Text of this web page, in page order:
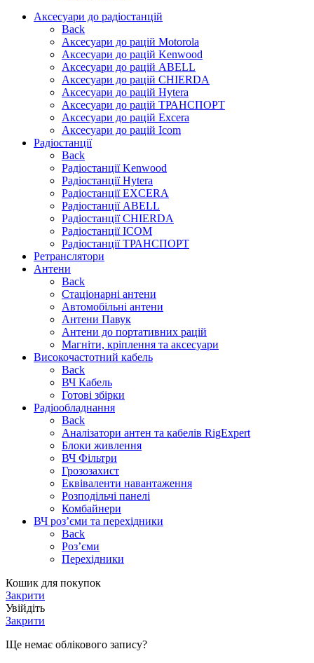
Аксесуари до радіостанцій
Back
Аксесуари до рацій Motorola
Аксесуари до рацій Kenwood
Аксесуари до рацій ABELL
Аксесуари до рацій CHIERDA
Аксесуари до рацій Hytera
Аксесуари до рацій ТРАНСПОРТ
Аксесуари до рацій Excera
Аксесуари до рацій Icom
Радіостанції
Back
Радіостанції Kenwood
Радіостанції Hytera
Радіостанції EXCERA
Радіостанції ABELL
Радіостанції CHIERDA
Радіостанції ICOM
Радіостанції ТРАНСПОРТ
Ретранслятори
Антени
Back
Стаціонарні антени
Автомобільні антени
Антени Павук
Антени до портативних рацій
Магніти, кріплення та аксесуари
Високочастотний кабель
Back
ВЧ Кабель
Готові збірки
Радіообладнання
Back
Аналізатори антен та кабелів RigExpert
Блоки живлення
ВЧ Фільтри
Грозозахист
Еквіваленти навантаження
Розподільчі панелі
Комбайнери
ВЧ роз’єми та перехідники
Back
Роз’єми
Перехідники
Кошик для покупок
Закрити
Увійдіть
Закрити
Ще немає облікового запису?